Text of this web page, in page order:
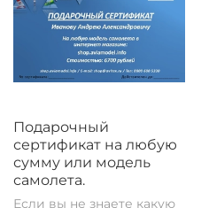
Подарочный
сертификат на любую
сумму или модель
самолета.
Если вы не знаете какую